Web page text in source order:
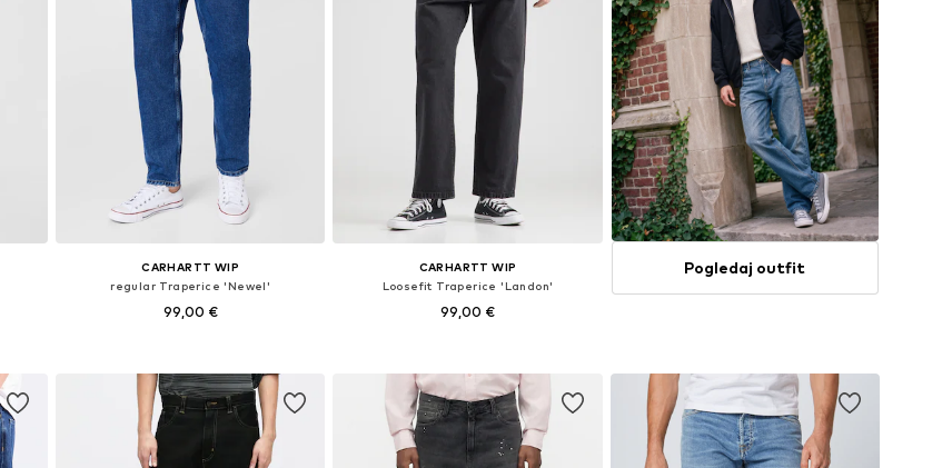
CARHARTT WIP
regular Traperice 'Newel'
99,00 €
Dodaj u košaricu
CARHARTT WIP
Loosefit Traperice 'Landon'
99,00 €
Dodaj u košaricu
Pogledaj outfit